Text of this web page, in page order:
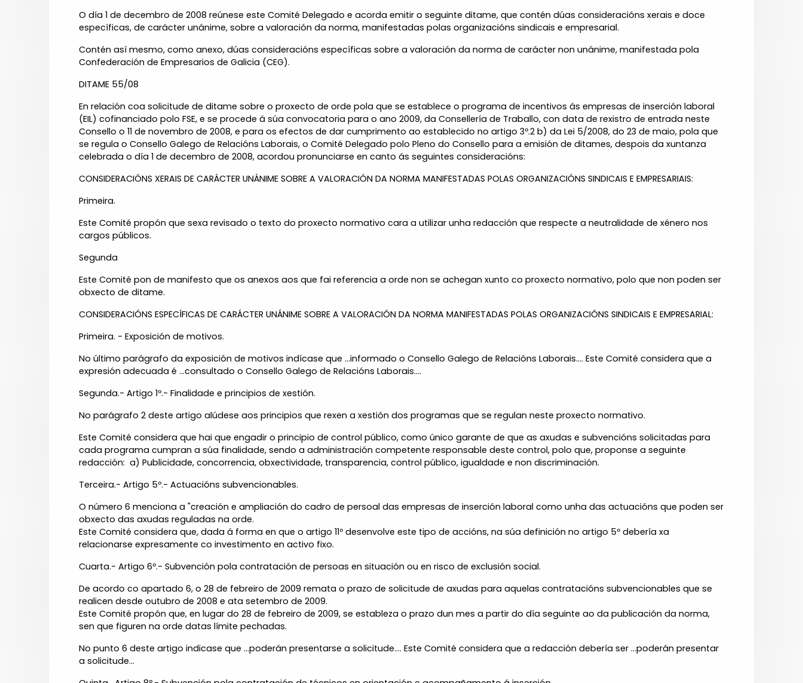
O día 1 de decembro de 2008 reúnese este Comité Delegado e acorda emitir o seguinte ditame, que contén dúas consideracións xerais e doce
específicas, de carácter unánime, sobre a valoración da norma, manifestadas polas organizacións sindicais e empresarial.
Contén así mesmo, como anexo, dúas consideracións específicas sobre a valoración da norma de carácter non unánime, manifestada pola
Confederación de Empresarios de Galicia (CEG).
DITAME 55/08
En relación coa solicitude de ditame sobre o proxecto de orde pola que se establece o programa de incentivos ás empresas de inserción laboral
(EIL) cofinanciado polo FSE, e se procede á súa convocatoria para o ano 2009, da Consellería de Traballo, con data de rexistro de entrada neste
Consello o 11 de novembro de 2008, e para os efectos de dar cumprimento ao establecido no artigo 3º.2 b) da Lei 5/2008, do 23 de maio, pola que
se regula o Consello Galego de Relacións Laborais, o Comité Delegado polo Pleno do Consello para a emisión de ditames, despois da xuntanza
celebrada o día 1 de decembro de 2008, acordou pronunciarse en canto ás seguintes consideracións:
CONSIDERACIÓNS XERAIS DE CARÁCTER UNÁNIME SOBRE A VALORACIÓN DA NORMA MANIFESTADAS POLAS ORGANIZACIÓNS SINDICAIS E EMPRESARIAIS:
Primeira.
Este Comité propón que sexa revisado o texto do proxecto normativo cara a utilizar unha redacción que respecte a neutralidade de xénero nos
cargos públicos.
Segunda
Este Comité pon de manifesto que os anexos aos que fai referencia a orde non se achegan xunto co proxecto normativo, polo que non poden ser
obxecto de ditame.
CONSIDERACIÓNS ESPECÍFICAS DE CARÁCTER UNÁNIME SOBRE A VALORACIÓN DA NORMA MANIFESTADAS POLAS ORGANIZACIÓNS SINDICAIS E EMPRESARIAL:
Primeira. - Exposición de motivos.
No último parágrafo da exposición de motivos indícase que ...informado o Consello Galego de Relacións Laborais.... Este Comité considera que a
expresión adecuada é ...consultado o Consello Galego de Relacións Laborais....
Segunda.- Artigo 1º.- Finalidade e principios de xestión.
No parágrafo 2 deste artigo alúdese aos principios que rexen a xestión dos programas que se regulan neste proxecto normativo.
Este Comité considera que hai que engadir o principio de control público, como único garante de que as axudas e subvencións solicitadas para
cada programa cumpran a súa finalidade, sendo a administración competente responsable deste control, polo que, proponse a seguinte
redacción:  a) Publicidade, concorrencia, obxectividade, transparencia, control público, igualdade e non discriminación.
Terceira.- Artigo 5º.- Actuacións subvencionables.
O número 6 menciona a "creación e ampliación do cadro de persoal das empresas de inserción laboral como unha das actuacións que poden ser
obxecto das axudas reguladas na orde.
Este Comité considera que, dada á forma en que o artigo 11º desenvolve este tipo de accións, na súa definición no artigo 5º debería xa
relacionarse expresamente co investimento en activo fixo.
Cuarta.- Artigo 6º.- Subvención pola contratación de persoas en situación ou en risco de exclusión social.
De acordo co apartado 6, o 28 de febreiro de 2009 remata o prazo de solicitude de axudas para aquelas contratacións subvencionables que se
realicen desde outubro de 2008 e ata setembro de 2009.
Este Comité propón que, en lugar do 28 de febreiro de 2009, se estableza o prazo dun mes a partir do día seguinte ao da publicación da norma,
sen que figuren na orde datas límite pechadas.
No punto 6 deste artigo indicase que ...poderán presentarse a solicitude.... Este Comité considera que a redacción debería ser ...poderán presentar
a solicitude...